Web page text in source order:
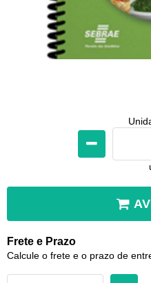
Frete e Prazo
Calcule o frete e o prazo de